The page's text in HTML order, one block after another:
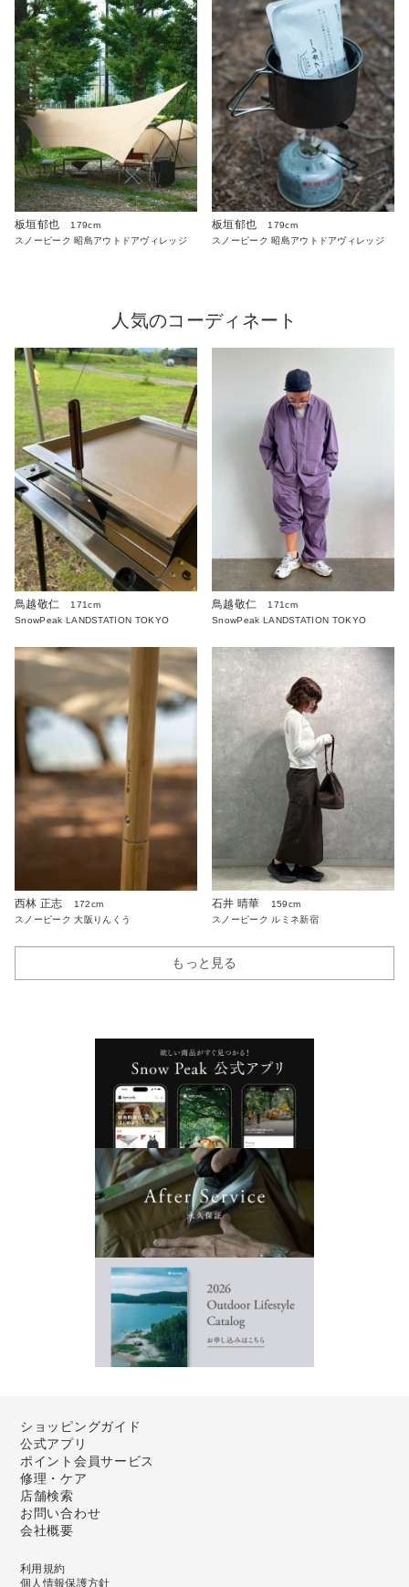
板垣郁也
179cm
スノーピーク 昭島アウトドアヴィレッジ
板垣郁也
179cm
スノーピーク 昭島アウトドアヴィレッジ
人気のコーディネート
鳥越敬仁
171cm
SnowPeak LANDSTATION TOKYO
鳥越敬仁
171cm
SnowPeak LANDSTATION TOKYO
西林 正志
172cm
スノーピーク 大阪りんくう
石井 晴華
159cm
スノーピーク ルミネ新宿
もっと見る
ショッピングガイド
公式アプリ
ポイント会員サービス
修理・ケア
店舗検索
お問い合わせ
会社概要
利用規約
個人情報保護方針